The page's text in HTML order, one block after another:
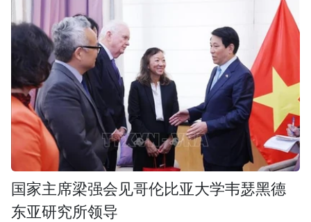
国家主席梁强会见哥伦比亚大学韦瑟黑德
东亚研究所领导